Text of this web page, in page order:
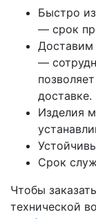
Быстро
— срок
Доставим
—
доставке.
Изделия
Срок
Чтобы
технической